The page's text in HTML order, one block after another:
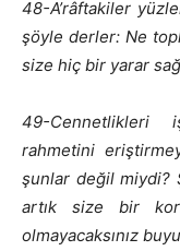
48-A’râftakiler
şöyle derler: Ne
size hiç bir yarar
49-Cennetlikleri
rahmetini
şunlar değil miydi?
artık size bir
olmayacaksınız